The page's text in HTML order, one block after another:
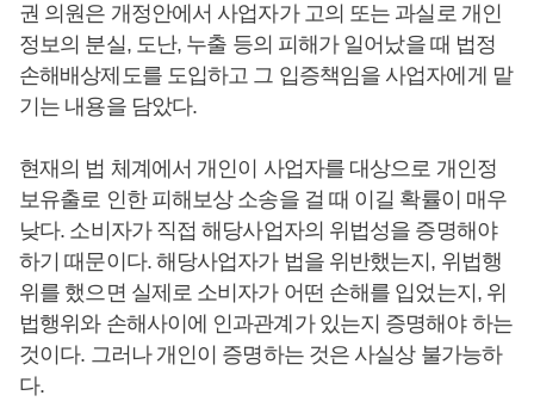
권 의원은 개정안에서 사업자가 고의 또는 과실로 개인
정보의 분실, 도난, 누출 등의 피해가 일어났을 때 법정
손해배상제도를 도입하고 그 입증책임을 사업자에게 맡
기는 내용을 담았다.
현재의 법 체계에서 개인이 사업자를 대상으로 개인정
보유출로 인한 피해보상 소송을 걸 때 이길 확률이 매우
낮다. 소비자가 직접 해당사업자의 위법성을 증명해야
하기 때문이다. 해당사업자가 법을 위반했는지, 위법행
위를 했으면 실제로 소비자가 어떤 손해를 입었는지, 위
법행위와 손해사이에 인과관계가 있는지 증명해야 하는
것이다. 그러나 개인이 증명하는 것은 사실상 불가능하
다.